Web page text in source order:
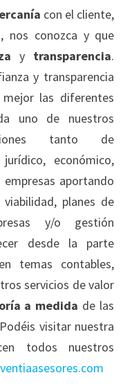
con el cliente,
nos conozca y que
y transparencia.
y transparencia
las diferentes
uno de nuestros
tanto de
económico,
aportando
planes de
y/o gestión
desde la parte
temas contables,
servicios de valor
a medida de las
visitar nuestra
todos nuestros